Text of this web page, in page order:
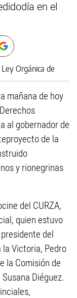
en el
mañana de hoy
al gobernador de
de la
y rionegrinas
del CURZA,
quien estuvo
del
la Victoria, Pedro
la Comisión de
Diéguez.